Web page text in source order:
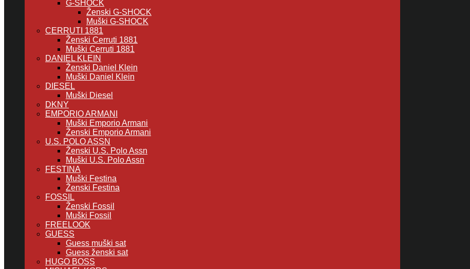
G-SHOCK
Ženski G-SHOCK
Muški G-SHOCK
CERRUTI 1881
Ženski Cerruti 1881
Muški Cerruti 1881
DANIEL KLEIN
Ženski Daniel Klein
Muški Daniel Klein
DIESEL
Muški Diesel
DKNY
EMPORIO ARMANI
Muški Emporio Armani
Ženski Emporio Armani
U.S. POLO ASSN
Ženski U.S. Polo Assn
Muški U.S. Polo Assn
FESTINA
Muški Festina
Ženski Festina
FOSSIL
Ženski Fossil
Muški Fossil
FREELOOK
GUESS
Guess muški sat
Guess ženski sat
HUGO BOSS